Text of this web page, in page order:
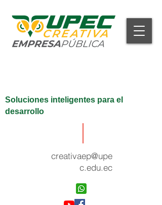
Soluciones inteligentes para el
desarrollo
creativaep@upe
c.edu.ec